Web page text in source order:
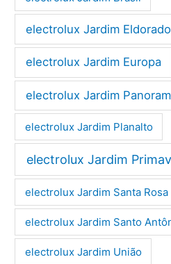
electrolux Jardim Eldorado
electrolux Jardim Europa
electrolux Jardim
electrolux Jardim Planalto
electrolux Jardim
electrolux Jardim Santa Rosa
electrolux Jardim Santo
electrolux Jardim União